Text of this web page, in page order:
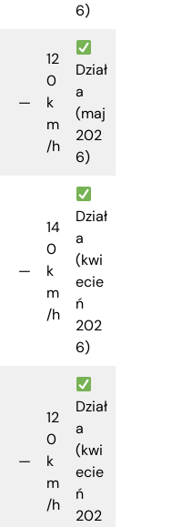
6)
—
12
0
k
m
/h
Dział
a
(maj
202
6)
—
14
0
k
m
/h
Dział
a
(kwi
ecie
ń
202
6)
—
12
0
k
m
/h
Dział
a
(kwi
ecie
ń
202